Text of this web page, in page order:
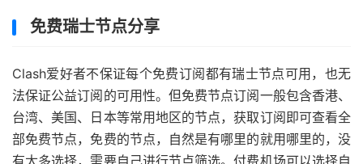
免费瑞士节点分享
Clash爱好者不保证每个免费订阅都有瑞士节点可用，也无
法保证公益订阅的可用性。但免费节点订阅一般包含香港、
台湾、美国、日本等常用地区的节点，获取订阅即可查看全
部免费节点，免费的节点，自然是有哪里的就用哪里的，没